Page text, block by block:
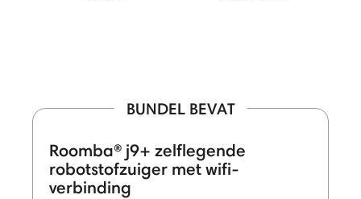
BUNDEL BEVAT
Roomba® j9+ zelflegende
robotstofzuiger met wifi-
verbinding